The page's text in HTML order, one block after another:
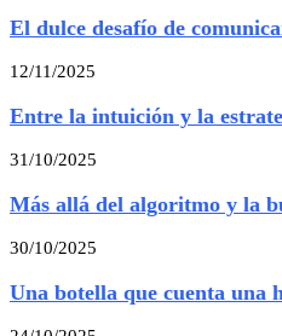
El dulce desafío de
12/11/2025
Entre la intuición y la
31/10/2025
Más allá del algoritmo y la
30/10/2025
Una botella que cuenta una